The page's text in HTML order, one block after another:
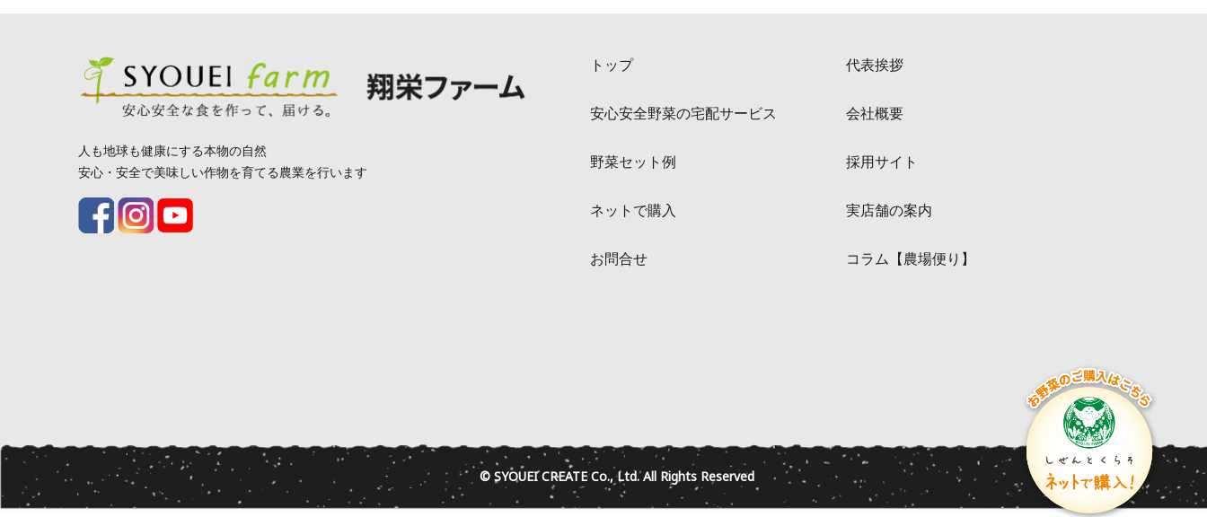
人も地球も健康にする本物の自然
安心・安全で美味しい作物を育てる農業を行います
トップ 代表挨拶
安心安全野菜の宅配サービス 会社概要
野菜セット例 採用サイト
ネットで購入 実店舗の案内
お問合せ コラム【農場便り】
© SYOUEI CREATE Co., Ltd. All Rights Reserved